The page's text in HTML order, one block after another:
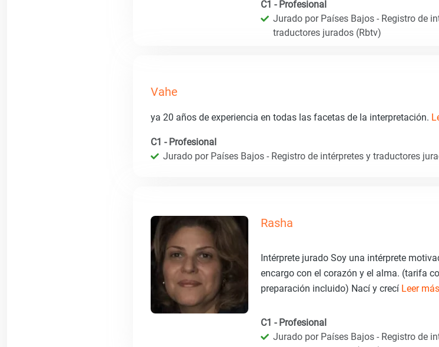
C1 - Profesional
Jurado por Países Bajos - Registro de
traductores jurados (Rbtv)
Vahe
ya 20 años de experiencia en todas las facetas de la interpretación.
C1 - Profesional
Jurado por Países Bajos - Registro de intérpretes y traductores
Rasha
Intérprete jurado Soy una intérprete
encargo con el corazón y el alma. (tarifa
preparación incluido) Nací y crecí Leer
C1 - Profesional
Jurado por Países Bajos - Registro de